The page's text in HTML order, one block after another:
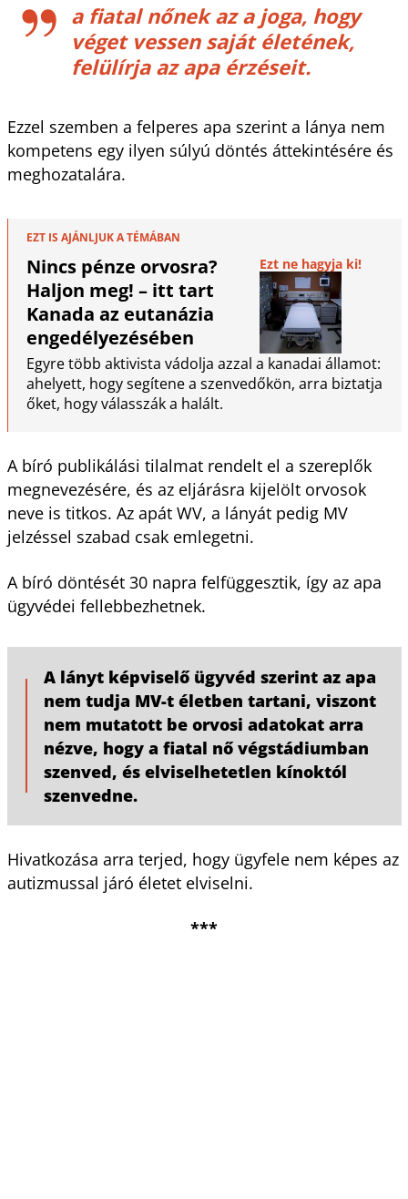
a fiatal nőnek az a joga, hogy
véget vessen saját életének,
felülírja az apa érzéseit.
Ezzel szemben a felperes apa szerint a lánya nem
kompetens egy ilyen súlyú döntés áttekintésére és
meghozatalára.
EZT IS AJÁNLJUK A TÉMÁBAN
Nincs pénze orvosra?
Haljon meg! – itt tart
Kanada az eutanázia
engedélyezésében
Ezt ne hagyja ki!
Egyre több aktivista vádolja azzal a kanadai államot:
ahelyett, hogy segítene a szenvedőkön, arra biztatja
őket, hogy válasszák a halált.
A bíró publikálási tilalmat rendelt el a szereplők
megnevezésére, és az eljárásra kijelölt orvosok
neve is titkos. Az apát WV, a lányát pedig MV
jelzéssel szabad csak emlegetni.
A bíró döntését 30 napra felfüggesztik, így az apa
ügyvédei fellebbezhetnek.
A lányt képviselő ügyvéd szerint az apa
nem tudja MV-t életben tartani, viszont
nem mutatott be orvosi adatokat arra
nézve, hogy a fiatal nő végstádiumban
szenved, és elviselhetetlen kínoktól
szenvedne.
Hivatkozása arra terjed, hogy ügyfele nem képes az
autizmussal járó életet elviselni.
***